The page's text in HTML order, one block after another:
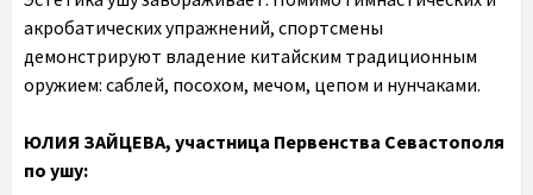
акробатических упражнений, спортсмены
демонстрируют владение китайским традиционным
оружием: саблей, посохом, мечом, цепом и нунчаками.
ЮЛИЯ ЗАЙЦЕВА, участница Первенства Севастополя
по ушу: